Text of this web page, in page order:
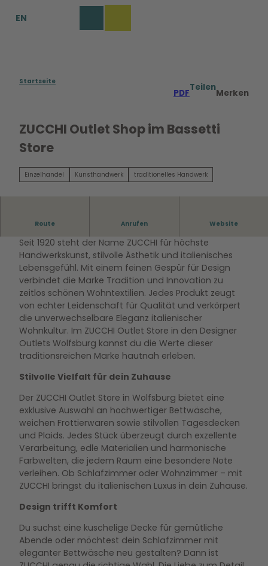
EN
Startseite
PDF
Teilen
Merken
ZUCCHI Outlet Shop im Bassetti
Store
Einzelhandel Kunsthandwerk traditionelles Handwerk
Route Anrufen Website
ZUCCHI – Italienische Eleganz mit Tradition
Seit 1920 steht der Name ZUCCHI für höchste
Handwerkskunst, stilvolle Ästhetik und italienisches
Lebensgefühl. Mit einem feinen Gespür für Design
verbindet die Marke Tradition und Innovation zu
zeitlos schönen Wohntextilien. Jedes Produkt zeugt
von echter Leidenschaft für Qualität und verkörpert
die unverwechselbare Eleganz italienischer
Wohnkultur. Im ZUCCHI Outlet Store in den Designer
Outlets Wolfsburg kannst du die Werte dieser
traditionsreichen Marke hautnah erleben.
Stilvolle Vielfalt für dein Zuhause
Der ZUCCHI Outlet Store in Wolfsburg bietet eine
exklusive Auswahl an hochwertiger Bettwäsche,
weichen Frottierwaren sowie stilvollen Tagesdecken
und Plaids. Jedes Stück überzeugt durch exzellente
Verarbeitung, edle Materialien und harmonische
Farbwelten, die jedem Raum eine besondere Note
verleihen. Ob Schlafzimmer oder Wohnzimmer – mit
ZUCCHI bringst du italienischen Luxus in dein Zuhause.
Design trifft Komfort
Du suchst eine kuschelige Decke für gemütliche
Abende oder möchtest dein Schlafzimmer mit
eleganter Bettwäsche neu gestalten? Dann ist